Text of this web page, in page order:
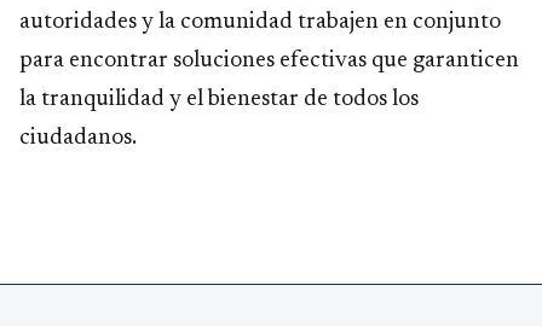
autoridades y la comunidad trabajen en conjunto
para encontrar soluciones efectivas que garanticen
la tranquilidad y el bienestar de todos los
ciudadanos.